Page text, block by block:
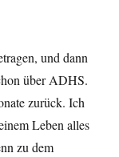
und dann
über ADHS.
zurück. Ich
Leben alles
zu dem